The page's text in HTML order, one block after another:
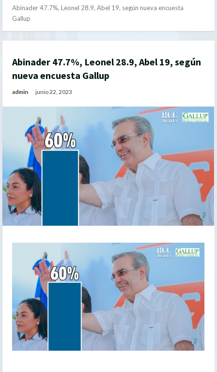
Abinader 47.7%, Leonel 28.9, Abel 19, según nueva encuesta
Gallup
Abinader 47.7%, Leonel 28.9, Abel 19, según
nueva encuesta Gallup
admin junio 22, 2023